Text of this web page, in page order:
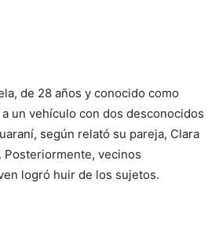
de 28 años y conocido como
un vehículo con dos desconocidos
según relató su pareja, Clara
Posteriormente, vecinos
logró huir de los sujetos.